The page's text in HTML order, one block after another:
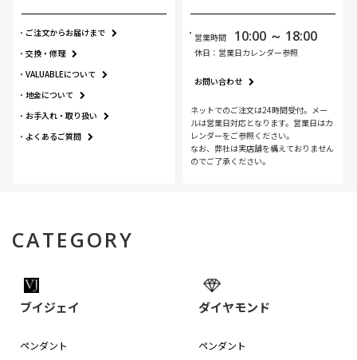
Joe Rodeo King
Joe Rodeo Panter
Joe Rodeo Gianni
Joe Rodeo PLATINUM
DIAMOND ダイヤモンド
GOLD ゴールド
SILVER シルバー
WOMENS レディース
ご注文からお届けまで
交換・修理
VALUABLEについて
地金について
お手入れ・取り扱い
よくあるご質問
営業時間 10:00 ～ 18:00
休日：営業日カレンダー参照
お問い合わせ
ネットでのご注文は24時間受付。メー
ルは営業日対応となります。営業日はカ
レンダーをご参照ください。
なお、弊社は実店舗を構えておりません
のでご了承ください。
CATEGORY
ブイジェイ
ペンダント
ダイヤモンド
ペンダント